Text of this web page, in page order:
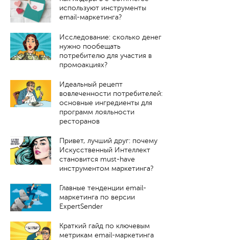
используют инструменты
email-маркетинга?
Исследование: сколько денег
нужно пообещать
потребителю для участия в
промоакциях?
Идеальный рецепт
вовлеченности потребителей:
основные ингредиенты для
программ лояльности
ресторанов
Привет, лучший друг: почему
Искусственный Интеллект
становится must-have
инструментом маркетинга?
Главные тенденции email-
маркетинга по версии
ExpertSender
Краткий гайд по ключевым
метрикам email-маркетинга